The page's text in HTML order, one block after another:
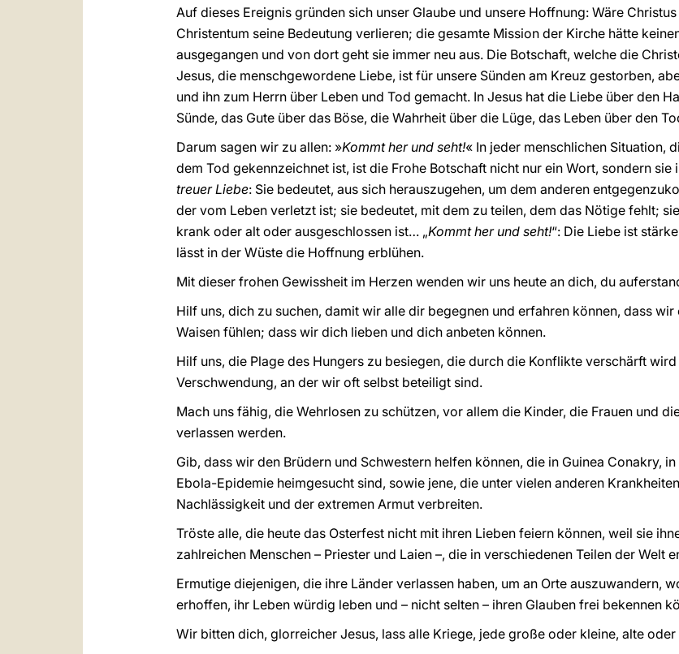
Auf dieses Ereignis gründen sich unser Glaube und unsere Hoffnung: Wäre
Christentum seine Bedeutung verlieren; die gesamte Mission der Kirche hätte
ausgegangen und von dort geht sie immer neu aus. Die Botschaft, welche die
Jesus, die menschgewordene Liebe, ist für unsere Sünden am Kreuz gestorben,
und ihn zum Herrn über Leben und Tod gemacht. In Jesus hat die Liebe über den
Sünde, das Gute über das Böse, die Wahrheit über die Lüge, das Leben über den
Darum sagen wir zu allen: »Kommt her und seht!« In jeder menschlichen Situation,
dem Tod gekennzeichnet ist, ist die Frohe Botschaft nicht nur ein Wort, sondern sie
treuer Liebe: Sie bedeutet, aus sich herauszugehen, um dem anderen
der vom Leben verletzt ist; sie bedeutet, mit dem zu teilen, dem das Nötige fehlt;
krank oder alt oder ausgeschlossen ist… „Kommt her und seht!“: Die Liebe ist
lässt in der Wüste die Hoffnung erblühen.
Mit dieser frohen Gewissheit im Herzen wenden wir uns heute an dich, du
Hilf uns, dich zu suchen, damit wir alle dir begegnen und erfahren können, dass wir
Waisen fühlen; dass wir dich lieben und dich anbeten können.
Hilf uns, die Plage des Hungers zu besiegen, die durch die Konflikte verschärft
Verschwendung, an der wir oft selbst beteiligt sind.
Mach uns fähig, die Wehrlosen zu schützen, vor allem die Kinder, die Frauen und
verlassen werden.
Gib, dass wir den Brüdern und Schwestern helfen können, die in Guinea Conakry,
Ebola-Epidemie heimgesucht sind, sowie jene, die unter vielen anderen
Nachlässigkeit und der extremen Armut verbreiten.
Tröste alle, die heute das Osterfest nicht mit ihren Lieben feiern können, weil sie
zahlreichen Menschen – Priester und Laien –, die in verschiedenen Teilen der Welt
Ermutige diejenigen, die ihre Länder verlassen haben, um an Orte auszuwandern,
erhoffen, ihr Leben würdig leben und – nicht selten – ihren Glauben frei bekennen
Wir bitten dich, glorreicher Jesus, lass alle Kriege, jede große oder kleine, alte